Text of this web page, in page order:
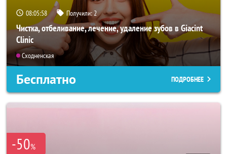
08:05:55 Получили: 2
Чистка, отбеливание, лечение, удаление зубов в Giacint
Clinic
Сходненская
Бесплатно ПОДРОБНЕЕ
-50%